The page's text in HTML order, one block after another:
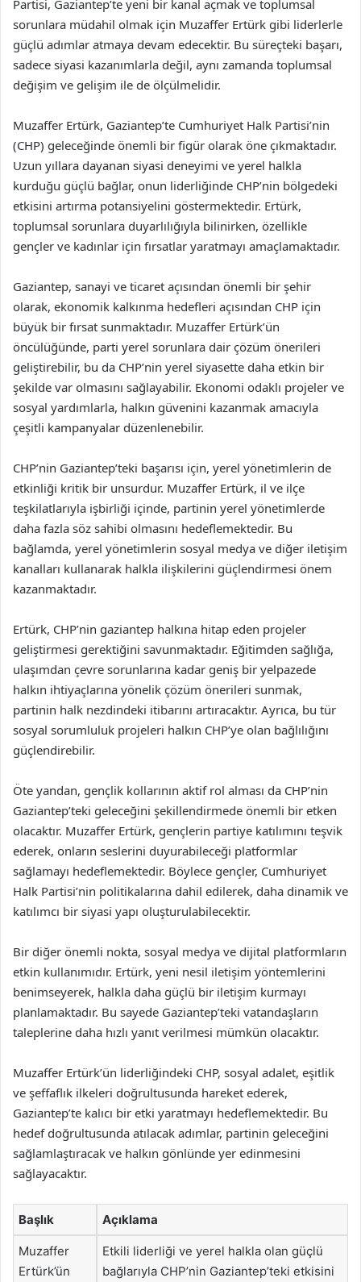
Partisi, Gaziantep’te yeni bir kanal açmak ve toplumsal
sorunlara müdahil olmak için Muzaffer Ertürk gibi liderlerle
güçlü adımlar atmaya devam edecektir. Bu süreçteki başarı,
sadece siyasi kazanımlarla değil, aynı zamanda toplumsal
değişim ve gelişim ile de ölçülmelidir.
Muzaffer Ertürk, Gaziantep’te Cumhuriyet Halk Partisi’nin
(CHP) geleceğinde önemli bir figür olarak öne çıkmaktadır.
Uzun yıllara dayanan siyasi deneyimi ve yerel halkla
kurduğu güçlü bağlar, onun liderliğinde CHP’nin bölgedeki
etkisini artırma potansiyelini göstermektedir. Ertürk,
toplumsal sorunlara duyarlılığıyla bilinirken, özellikle
gençler ve kadınlar için fırsatlar yaratmayı amaçlamaktadır.
Gaziantep, sanayi ve ticaret açısından önemli bir şehir
olarak, ekonomik kalkınma hedefleri açısından CHP için
büyük bir fırsat sunmaktadır. Muzaffer Ertürk’ün
öncülüğünde, parti yerel sorunlara dair çözüm önerileri
geliştirebilir, bu da CHP’nin yerel siyasette daha etkin bir
şekilde var olmasını sağlayabilir. Ekonomi odaklı projeler ve
sosyal yardımlarla, halkın güvenini kazanmak amacıyla
çeşitli kampanyalar düzenlenebilir.
CHP’nin Gaziantep’teki başarısı için, yerel yönetimlerin de
etkinliği kritik bir unsurdur. Muzaffer Ertürk, il ve ilçe
teşkilatlarıyla işbirliği içinde, partinin yerel yönetimlerde
daha fazla söz sahibi olmasını hedeflemektedir. Bu
bağlamda, yerel yönetimlerin sosyal medya ve diğer iletişim
kanalları kullanarak halkla ilişkilerini güçlendirmesi önem
kazanmaktadır.
Ertürk, CHP’nin gaziantep halkına hitap eden projeler
geliştirmesi gerektiğini savunmaktadır. Eğitimden sağlığa,
ulaşımdan çevre sorunlarına kadar geniş bir yelpazede
halkın ihtiyaçlarına yönelik çözüm önerileri sunmak,
partinin halk nezdindeki itibarını artıracaktır. Ayrıca, bu tür
sosyal sorumluluk projeleri halkın CHP’ye olan bağlılığını
güçlendirebilir.
Öte yandan, gençlik kollarının aktif rol alması da CHP’nin
Gaziantep’teki geleceğini şekillendirmede önemli bir etken
olacaktır. Muzaffer Ertürk, gençlerin partiye katılımını teşvik
ederek, onların seslerini duyurabileceği platformlar
sağlamayı hedeflemektedir. Böylece gençler, Cumhuriyet
Halk Partisi’nin politikalarına dahil edilerek, daha dinamik ve
katılımcı bir siyasi yapı oluşturulabilecektir.
Bir diğer önemli nokta, sosyal medya ve dijital platformların
etkin kullanımıdır. Ertürk, yeni nesil iletişim yöntemlerini
benimseyerek, halkla daha güçlü bir iletişim kurmayı
planlamaktadır. Bu sayede Gaziantep’teki vatandaşların
taleplerine daha hızlı yanıt verilmesi mümkün olacaktır.
Muzaffer Ertürk’ün liderliğindeki CHP, sosyal adalet, eşitlik
ve şeffaflık ilkeleri doğrultusunda hareket ederek,
Gaziantep’te kalıcı bir etki yaratmayı hedeflemektedir. Bu
hedef doğrultusunda atılacak adımlar, partinin geleceğini
sağlamlaştıracak ve halkın gönlünde yer edinmesini
sağlayacaktır.
Başlık Açıklama
Muzaffer
Ertürk’ün
Etkili liderliği ve yerel halkla olan güçlü
bağlarıyla CHP’nin Gaziantep’teki etkisini